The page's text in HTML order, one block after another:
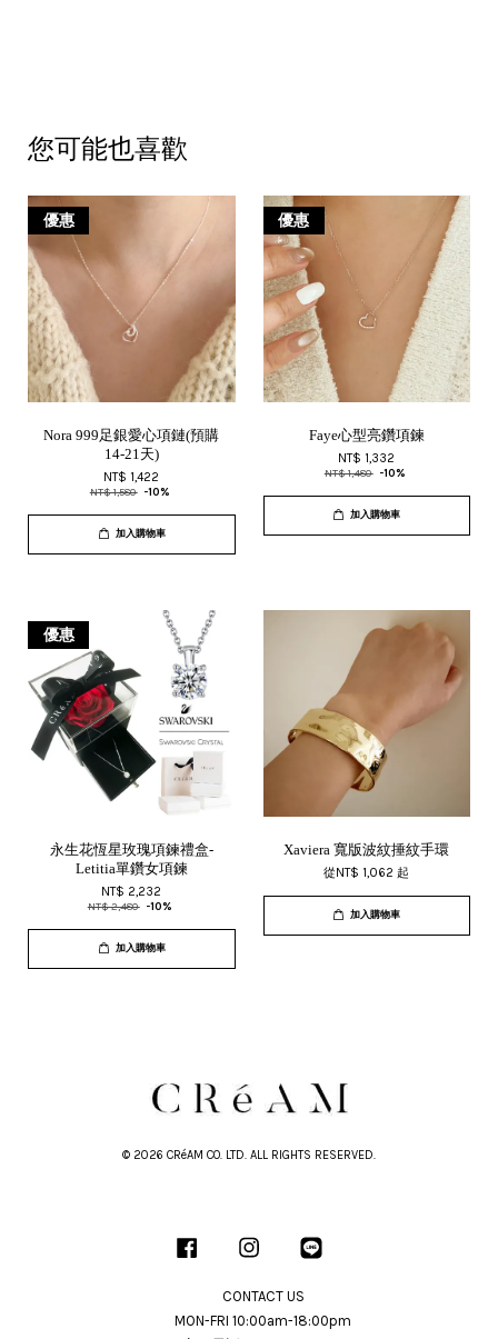
您可能也喜歡
優惠
Nora 999足銀愛心項鏈(預購
14-21天)
NT$ 1,422
NT$ 1,580 -10%
加入購物車
優惠
Faye心型亮鑽項鍊
NT$ 1,332
NT$ 1,480 -10%
加入購物車
優惠
永生花恆星玫瑰項鍊禮盒-
Letitia單鑽女項鍊
NT$ 2,232
NT$ 2,480 -10%
加入購物車
Xaviera 寬版波紋捶紋手環
從NT$ 1,062起
加入購物車
© 2026 CRéAM CO. LTD. ALL RIGHTS RESERVED.
Facebook Instagram
CONTACT US
MON-FRI 10:00am-18:00pm